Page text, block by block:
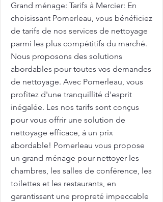
Grand ménage: Tarifs à Mercier: En
choisissant Pomerleau, vous bénéficiez
de tarifs de nos services de nettoyage
parmi les plus compétitifs du marché.
Nous proposons des solutions
abordables pour toutes vos demandes
de nettoyage. Avec Pomerleau, vous
profitez d'une tranquillité d'esprit
inégalée. Les nos tarifs sont conçus
pour vous offrir une solution de
nettoyage efficace, à un prix
abordable! Pomerleau vous propose
un grand ménage pour nettoyer les
chambres, les salles de conférence, les
toilettes et les restaurants, en
garantissant une propreté impeccable